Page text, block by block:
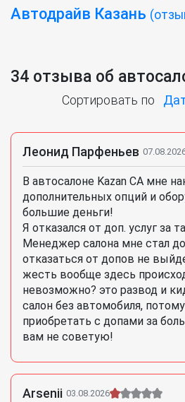
Автодрайв Казань
34 отзыва об
Сортировать по
Леонид Парфеньев
В автосалоне Kazan CA мне
дополнительных опций и
большие деньги!
Я отказался от доп. услуг за
Менеджер салона мне стал
отказаться от допов не
жесть вообще здесь
невозможно? это развод и
салон без автомобиля,
приобретать с допами за
вам не советую!
Arsenii 03.08.2026